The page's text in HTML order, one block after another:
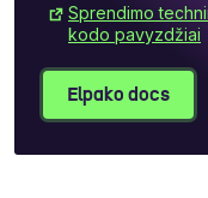
Sprendimo
kodo pavyzdžiai
Elpako docs